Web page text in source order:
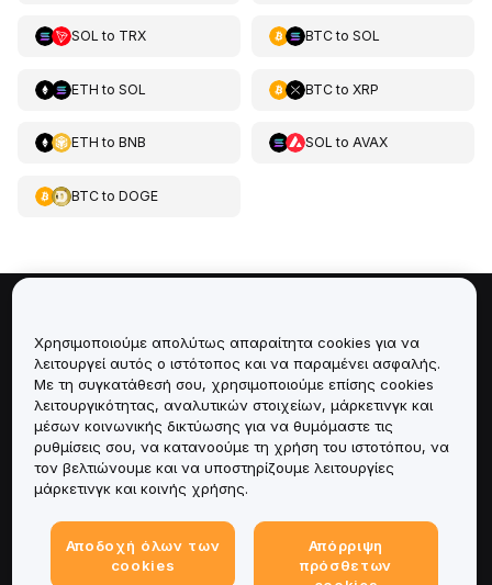
SOL to TRX BTCto SOL
ETH to SOL BTCto XRP
ETH to BNB SOL to AVAX
BTCto DOGE
Υπηρεσίες
Υποστήριξη
Προϊόντα
Νομικά
Χρησιμοποιούμε απολύτως απαραίτητα cookies για να
λειτουργεί αυτός ο ιστότοπος και να παραμένει ασφαλής.
Με τη συγκατάθεσή σου, χρησιμοποιούμε επίσης cookies
λειτουργικότητας, αναλυτικών στοιχείων, μάρκετινγκ και
μέσων κοινωνικής δικτύωσης για να θυμόμαστε τις
ρυθμίσεις σου, να κατανοούμε τη χρήση του ιστοτόπου, να
τον βελτιώνουμε και να υποστηρίζουμε λειτουργίες
μάρκετινγκ και κοινής χρήσης.
Αποδοχή όλων των
cookies
Απόρριψη
πρόσθετων